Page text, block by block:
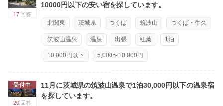
17 回答
10000円以下の安い宿を探しています。
北関東 茨城県 つくば 筑波山 つくば・牛久
筑波山温泉 温泉 出張 紅葉 1泊
10,000円以下 5,000〜10,000円
受付中
20 回答
11月に茨城県の筑波山温泉で1泊30,000円以下の温泉宿
を探しています。